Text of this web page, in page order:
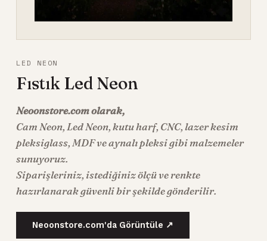
LED NEON
Fıstık Led Neon
Neoonstore.com olarak,
Cam Neon,Led Neon, kutu harf, CNC, lazer kesim
pleksiglass, MDF ve aynalı pleksi gibi malzemeler
sunuyoruz.
Siparişleriniz, istediğiniz ölçü ve renkte
hazırlanarak güvenli bir şekilde gönderilir.
Neoonstore.com'da Görüntüle ↗